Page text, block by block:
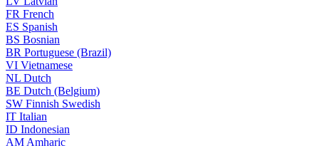
FR French
ES Spanish
BS Bosnian
BR Portuguese (Brazil)
VI Vietnamese
NL Dutch
BE Dutch (Belgium)
SW Finnish Swedish
IT Italian
ID Indonesian
AM Amharic